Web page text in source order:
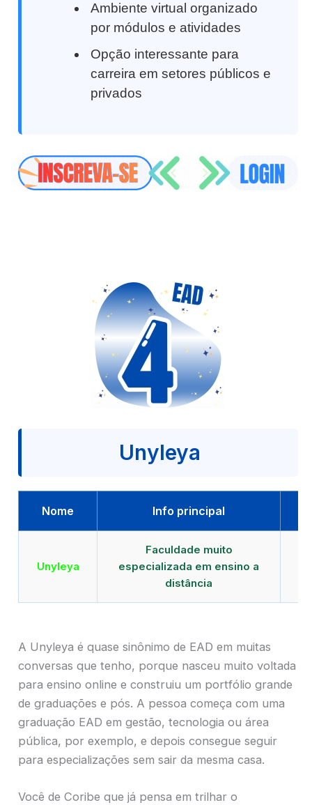
Ambiente virtual organizado
por módulos e atividades
Opção interessante para
carreira em setores públicos e
privados
Unyleya
Nome Info principal
Unyleya
Faculdade muito
especializada em ensino a
distância
A Unyleya é quase sinônimo de EAD em muitas
conversas que tenho, porque nasceu muito voltada
para ensino online e construiu um portfólio grande
de graduações e pós. A pessoa começa com uma
graduação EAD em gestão, tecnologia ou área
pública, por exemplo, e depois consegue seguir
para especializações sem sair da mesma casa.
Você de Coribe que já pensa em trilhar o